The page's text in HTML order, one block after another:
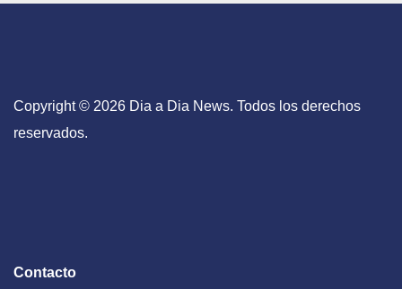
Copyright © 2026 Dia a Dia News. Todos los derechos
reservados.
Contacto